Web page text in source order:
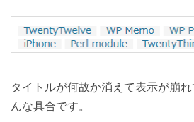
タイトルが何故か消えて表示が崩
んな具合です。